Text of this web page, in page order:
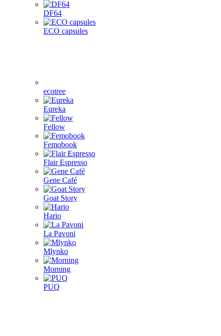
DF64
ECO capsules
ecotree
Eureka
Fellow
Femobook
Flair Espresso
Gene Café
Goat Story
Hario
La Pavoni
Mlynko
Morning
PUQ